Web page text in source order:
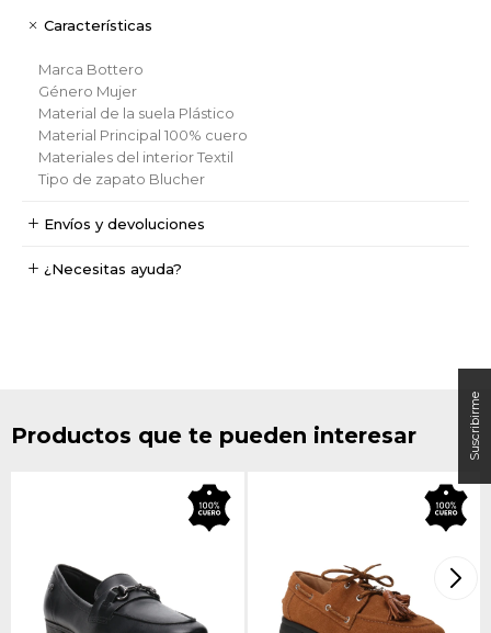
Características
Marca Bottero
Género Mujer
Material de la suela Plástico
Material Principal 100% cuero
Materiales del interiorTextil
Tipo de zapato Blucher
Envíos y devoluciones
¿Necesitas ayuda?
Productos que te pueden interesar